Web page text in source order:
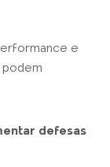
e
defesas